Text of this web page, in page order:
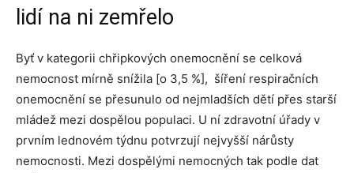
lidí na ni zemřelo
Byť v kategorii chřipkových onemocnění se celková
nemocnost mírně snížila [o 3,5 %], šíření respiračních
onemocnění se přesunulo od nejmladších dětí přes starší
mládež mezi dospělou populaci. U ní zdravotní úřady v
prvním lednovém týdnu potvrzují nejvyšší nárůsty
nemocnosti. Mezi dospělými nemocných tak podle dat